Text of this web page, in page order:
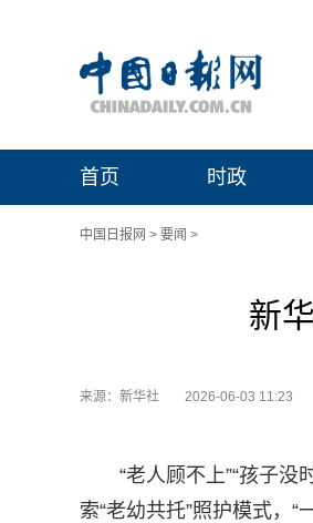
首页 时政
中国日报网 > 要闻 >
新
来源：新华社 2026-06-03 11:23
“老人顾不上”“孩子
索“老幼共托”照护模式，